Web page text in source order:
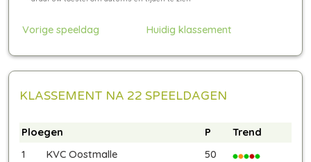
Vorige speeldag Huidig klassement
KLASSEMENT NA 22 SPEELDAGEN
Ploegen P
Trend
1
KVC Oostmalle
50